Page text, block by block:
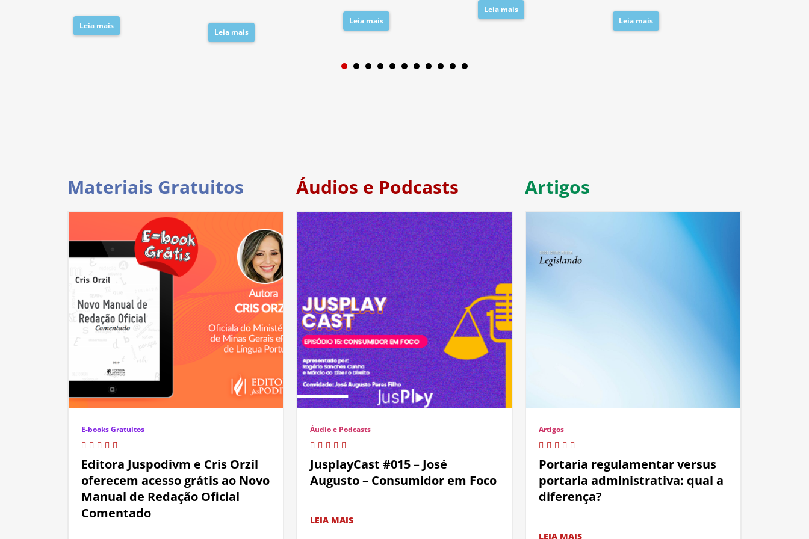
Leia mais
Leia mais
Leia mais
Leia mais
Leia mais
1 2
Materiais Gratuitos
E-books Gratuitos
Editora Juspodivm e Cris Orzil
oferecem acesso grátis ao Novo
Manual de Redação Oficial
Comentado
Áudios e Podcasts
Áudio e Podcasts
JusplayCast #015 – José
Augusto – Consumidor em Foco
LEIA MAIS
Artigos
Artigos
Portaria regulamentar versus
portaria administrativa: qual a
diferença?
LEIA MAIS